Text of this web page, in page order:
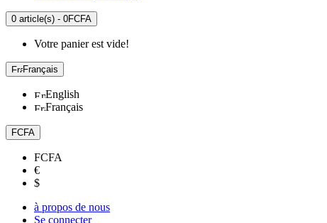
0 article(s) - 0FCFA
Votre panier est vide!
Français
English
Français
FCFA
FCFA
€
$
à propos de nous
Se connecter